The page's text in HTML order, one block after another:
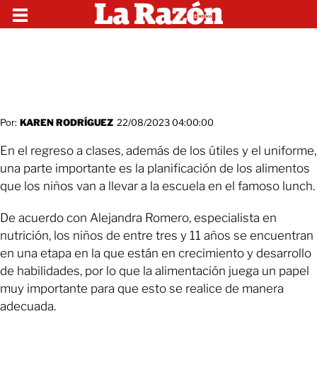
Por: KAREN RODRÍGUEZ 22/08/2023 04:00:00
En el regreso a clases, además de los útiles y el uniforme,
una parte importante es la planificación de los alimentos
que los niños van a llevar a la escuela en el famoso lunch.
De acuerdo con Alejandra Romero, especialista en
nutrición, los niños de entre tres y 11 años se encuentran
en una etapa en la que están en crecimiento y desarrollo
de habilidades, por lo que la alimentación juega un papel
muy importante para que esto se realice de manera
adecuada.